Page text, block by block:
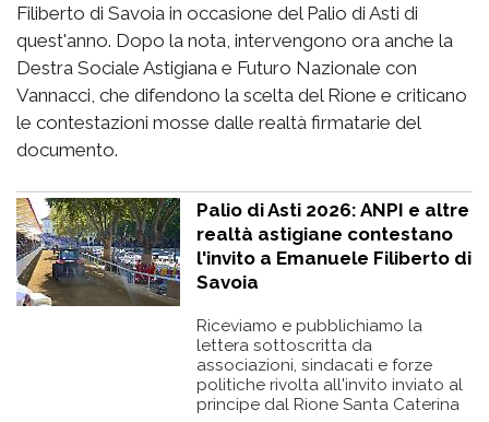
Filiberto di Savoia in occasione del Palio di Asti di
quest'anno. Dopo la nota, intervengono ora anche la
Destra Sociale Astigiana e Futuro Nazionale con
Vannacci, che difendono la scelta del Rione e criticano
le contestazioni mosse dalle realtà firmatarie del
documento.
Palio di Asti 2026: ANPI e altre
realtà astigiane contestano
l'invito a Emanuele Filiberto di
Savoia
Riceviamo e pubblichiamo la
lettera sottoscritta da
associazioni, sindacati e forze
politiche rivolta all'invito inviato al
principe dal Rione Santa Caterina